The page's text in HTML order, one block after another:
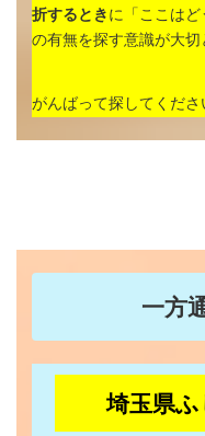
折するとき に「ここは
の有無を探す意識が大切
がんばって探してくださ
一方
埼玉県ふ